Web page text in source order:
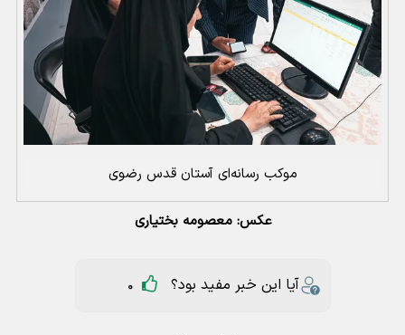
موکب رسانه‌ای آستان قدس رضوی
عکس: معصومه بختیاری
آیا این خبر مفید بود؟ 0